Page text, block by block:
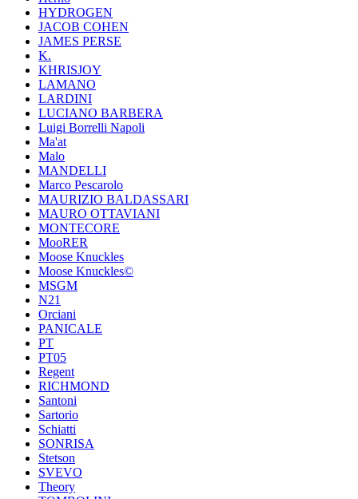
HYDROGEN
JACOB COHEN
JAMES PERSE
K.
KHRISJOY
LAMANO
LARDINI
LUCIANO BARBERA
Luigi Borrelli Napoli
Ma'at
Malo
MANDELLI
Marco Pescarolo
MAURIZIO BALDASSARI
MAURO OTTAVIANI
MONTECORE
MooRER
Moose Knuckles
Moose Knuckles©️
MSGM
N21
Orciani
PANICALE
PT
PT05
Regent
RICHMOND
Santoni
Sartorio
Schiatti
SONRISA
Stetson
SVEVO
Theory